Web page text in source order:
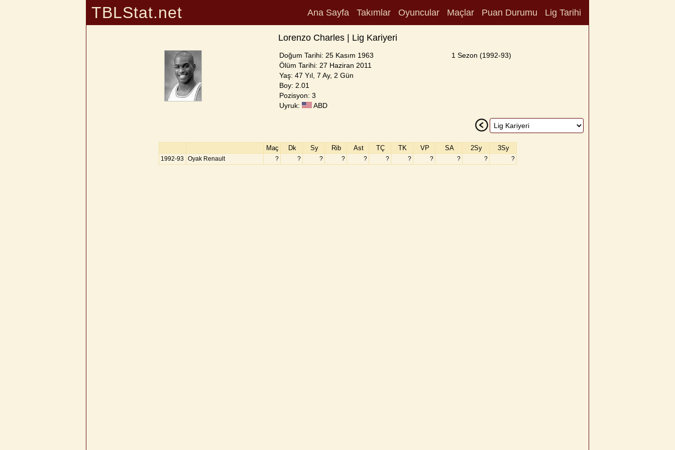
TBLStat.net Ana Sayfa Takımlar Oyuncular Maçlar Puan Durumu Lig Tarihi
Lorenzo Charles | Lig Kariyeri
Doğum Tarihi: 25 Kasım 1963
Ölüm Tarihi: 27 Haziran 2011
Yaş: 47 Yıl, 7 Ay, 2 Gün
Boy: 2.01
Pozisyon: 3
Uyruk:
ABD
1 Sezon (1992-93)
Maç Dk Sy Rib Ast TÇ TK VP SA 2Sy 3Sy
1992-93 Oyak Renault ? ? ? ? ? ? ? ? ? ? ?